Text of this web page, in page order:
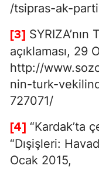
/tsipras-ak-
[3]
açıklaması, 29
http://
nin-turk-
727071/
[4] “Kardak’ta
“Dışişleri:
Ocak 2015,